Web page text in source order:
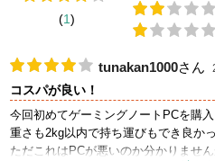
(1)
tunakan1000さん
コスパが良い！
今回初めてゲーミングノートPCを購入
重さも2kg以内で持ち運びもでき良か
ただこれはPCが悪いのか分かりませ